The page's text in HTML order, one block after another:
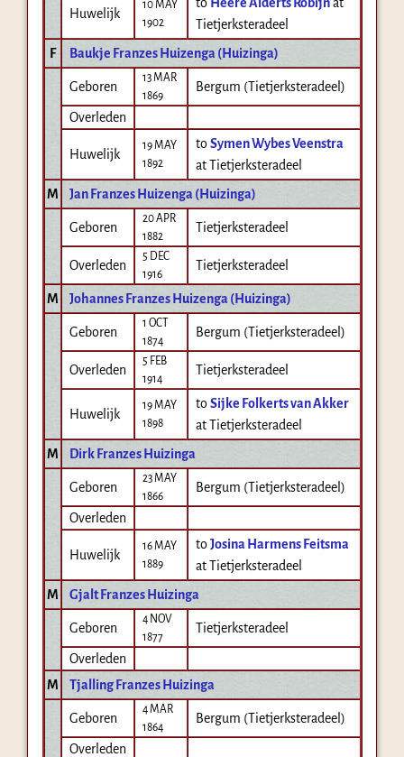
Huwelijk
10 MAY
1902
Tietjerksteradeel
F
Baukje Franzes Huizenga (Huizinga)
Geboren
13 MAR
1869
Bergum (Tietjerksteradeel)
Overleden
Huwelijk
19 MAY
1892
toSymen Wybes Veenstra
at Tietjerksteradeel
M
Jan Franzes Huizenga (Huizinga)
Geboren
20 APR
1882
Tietjerksteradeel
Overleden
5 DEC
1916
Tietjerksteradeel
M Johannes Franzes Huizenga (Huizinga)
Geboren
1 OCT
1874
Bergum (Tietjerksteradeel)
Overleden
5 FEB
1914
Tietjerksteradeel
Huwelijk
19 MAY
1898
toSijke Folkerts van Akker
at Tietjerksteradeel
M
Dirk Franzes Huizinga
Geboren
23 MAY
1866
Bergum (Tietjerksteradeel)
Overleden
Huwelijk
16 MAY
1889
toJosina Harmens Feitsma
at Tietjerksteradeel
M
Gjalt Franzes Huizinga
Geboren
4 NOV
1877
Tietjerksteradeel
Overleden
M
Tjalling Franzes Huizinga
Geboren
4 MAR
1864
Bergum (Tietjerksteradeel)
Overleden